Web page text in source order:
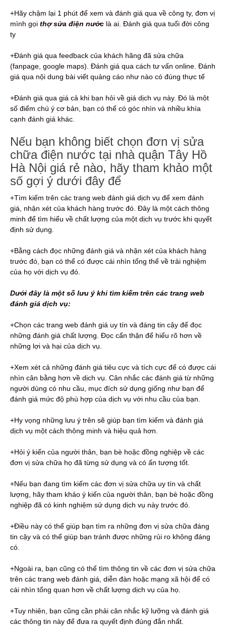
+Hãy chậm lại 1 phút để xem và đánh giá qua về công ty, đơn vị
mình gọi thợ sửa điện nước là ai. Đánh giá qua tuổi đời công
ty
+Đánh giá qua feedback của khách hãng đã sửa chữa
(fanpage, google maps). Đánh giá qua cách tư vấn online. Đánh
giá qua nội dung bài viết quảng cáo như nào có đúng thực tế
+Đánh giá qua giá cả khi bạn hỏi về giá dịch vụ này. Đó là một
số điểm chú ý cơ bản, bạn có thể có góc nhìn và nhiều khía
cạnh đánh giá khác.
Nếu bạn không biết chọn đơn vị sửa
chữa điện nước tại nhà quận Tây Hồ
Hà Nội giá rẻ nào, hãy tham khảo một
số gợi ý dưới đây để
+Tìm kiếm trên các trang web đánh giá dịch vụ để xem đánh
giá, nhận xét của khách hàng trước đó. Đây là một cách thông
minh để tìm hiểu về chất lượng của một dịch vụ trước khi quyết
định sử dụng.
+Bằng cách đọc những đánh giá và nhận xét của khách hàng
trước đó, bạn có thể có được cái nhìn tổng thể về trải nghiệm
của họ với dịch vụ đó.
Dưới đây là một số lưu ý khi tìm kiếm trên các trang web
đánh giá dịch vụ:
+Chọn các trang web đánh giá uy tín và đáng tin cậy để đọc
những đánh giá chất lượng. Đọc cẩn thận để hiểu rõ hơn về
những lợi và hại của dịch vụ.
+Xem xét cả những đánh giá tiêu cực và tích cực để có được cái
nhìn cân bằng hơn về dịch vụ. Cân nhắc các đánh giá từ những
người dùng có nhu cầu, mục đích sử dụng giống như bạn để
đánh giá mức độ phù hợp của dịch vụ với nhu cầu của bạn.
+Hy vọng những lưu ý trên sẽ giúp bạn tìm kiếm và đánh giá
dịch vụ một cách thông minh và hiệu quả hơn.
+Hỏi ý kiến ​​của người thân, bạn bè hoặc đồng nghiệp về các
đơn vị sửa chữa họ đã từng sử dụng và có ấn tượng tốt.
+Nếu bạn đang tìm kiếm các đơn vị sửa chữa uy tín và chất
lượng, hãy tham khảo ý kiến ​​của người thân, bạn bè hoặc đồng
nghiệp đã có kinh nghiệm sử dụng dịch vụ này trước đó.
+Điều này có thể giúp bạn tìm ra những đơn vị sửa chữa đáng
tin cậy và có thể giúp bạn tránh được những rủi ro không đáng
có.
+Ngoài ra, bạn cũng có thể tìm thông tin về các đơn vị sửa chữa
trên các trang web đánh giá, diễn đàn hoặc mạng xã hội để có
cái nhìn tổng quan hơn về chất lượng dịch vụ của họ.
+Tuy nhiên, bạn cũng cần phải cân nhắc kỹ lưỡng và đánh giá
các thông tin này để đưa ra quyết định đúng đắn nhất.